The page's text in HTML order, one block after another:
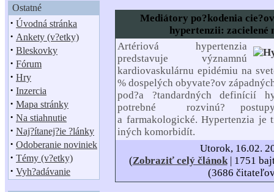
Ostatné
· Úvodná stránka
· Ankety (v?etky)
· Bleskovky
· Fórum
· Hry
· Inzercia
· Mapa stránky
· Na stiahnutie
· Naj?ítanej?ie ?lánky
· Odoberanie noviniek
· Témy (v?etky)
· Vyh?adávanie
Mediátory po?kodenia
hypertenzii: zacielené
Artériová hypertenzia
predstavuje významnú
kardiovaskulárnu epidémiu na
% dospelých obyvate?ov
pod?a ?tandardných definícií
potrebné
rozvinú?
a farmakologické. Hypertenzia je
iných komorbidít.
Utorok, 16.02.
(Zobraziť celý článok| 1751
(3686